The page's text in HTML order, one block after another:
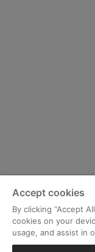
Accept cookies
By clicking “Accept
cookies on your
usage, and assist in